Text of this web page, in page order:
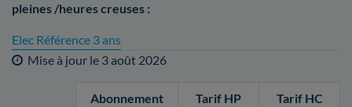
pleines /heures creuses :
Elec Référence 3 ans
Mise à jour le 3 août 2026
Abonnement Tarif HP Tarif HC